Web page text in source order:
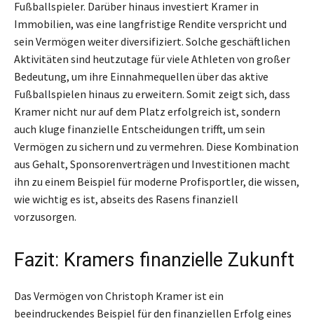
Fußballspieler. Darüber hinaus investiert Kramer in
Immobilien, was eine langfristige Rendite verspricht und
sein Vermögen weiter diversifiziert. Solche geschäftlichen
Aktivitäten sind heutzutage für viele Athleten von großer
Bedeutung, um ihre Einnahmequellen über das aktive
Fußballspielen hinaus zu erweitern. Somit zeigt sich, dass
Kramer nicht nur auf dem Platz erfolgreich ist, sondern
auch kluge finanzielle Entscheidungen trifft, um sein
Vermögen zu sichern und zu vermehren. Diese Kombination
aus Gehalt, Sponsorenverträgen und Investitionen macht
ihn zu einem Beispiel für moderne Profisportler, die wissen,
wie wichtig es ist, abseits des Rasens finanziell
vorzusorgen.
Fazit: Kramers finanzielle Zukunft
Das Vermögen von Christoph Kramer ist ein
beeindruckendes Beispiel für den finanziellen Erfolg eines